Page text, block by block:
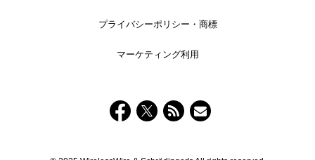
プライバシーポリシー・商標
マーケティング利用